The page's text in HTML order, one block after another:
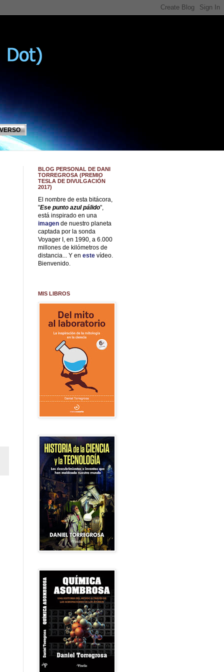
BLOG PERSONAL DE DANI
TORREGROSA (PREMIO
TESLA DE DIVULGACIÓN
2017)
El nombre de esta bitácora,
"Ese punto azul pálido",
está inspirado en una
imagen de nuestro planeta
captada por la sonda
Voyager I, en 1990, a 6.000
millones de kilómetros de
distancia... Y en este vídeo.
Bienvenido.
MIS LIBROS